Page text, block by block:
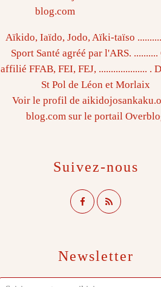
Newsletter
Suivez-nous
Aïkido, Iaïdo, Jodo, Aïki-taïso
Sport Santé agréé par l'ARS.
affilié FFAB, FEI, FEJ, .................... .
St Pol de Léon et Morlaix
Voir le profil de
blog.comsur le portail